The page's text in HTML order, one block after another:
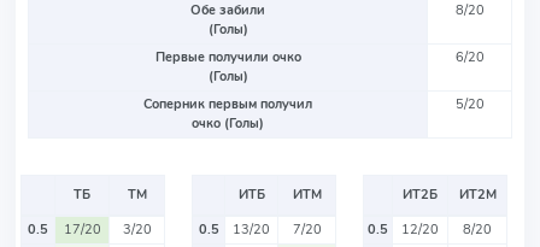
Обе забили
(Голы)
8/20
Первые получили очко
(Голы)
6/20
Соперник первым получил
очко (Голы)
5/20
ТБ
ТМ
0.5
17/20
3/20
ИТБ
ИТМ
0.5
13/20
7/20
ИТ2Б
ИТ2М
0.5
12/20
8/20